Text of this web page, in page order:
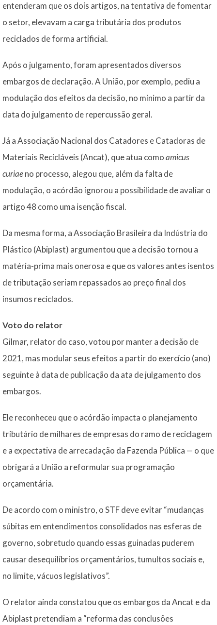
entenderam que os dois artigos, na tentativa de fomentar
o setor, elevavam a carga tributária dos produtos
reciclados de forma artificial.
Após o julgamento, foram apresentados diversos
embargos de declaração. A União, por exemplo, pediu a
modulação dos efeitos da decisão, no mínimo a partir da
data do julgamento de repercussão geral.
Já a Associação Nacional dos Catadores e Catadoras de
Materiais Recicláveis (Ancat), que atua comoamicus
curiaeno processo, alegou que, além da falta de
modulação, o acórdão ignorou a possibilidade de avaliar o
artigo 48 como uma isenção fiscal.
Da mesma forma, a Associação Brasileira da Indústria do
Plástico (Abiplast) argumentou que a decisão tornou a
matéria-prima mais onerosa e que os valores antes isentos
de tributação seriam repassados ao preço final dos
insumos reciclados.
Voto do relator
Gilmar, relator do caso, votou por manter a decisão de
2021, mas modular seus efeitos a partir do exercício (ano)
seguinte à data de publicação da ata de julgamento dos
embargos.
Ele reconheceu que o acórdão impacta o planejamento
tributário de milhares de empresas do ramo de reciclagem
e a expectativa de arrecadação da Fazenda Pública — o que
obrigará a União a reformular sua programação
orçamentária.
De acordo com o ministro, o STF deve evitar “mudanças
súbitas em entendimentos consolidados nas esferas de
governo, sobretudo quando essas guinadas puderem
causar desequilíbrios orçamentários, tumultos sociais e,
no limite, vácuos legislativos”.
O relator ainda constatou que os embargos da Ancat e da
Abiplast pretendiam a “reforma das conclusões